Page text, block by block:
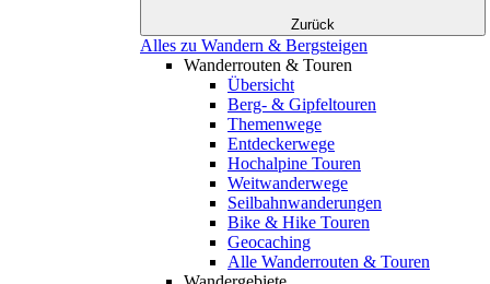
Zurück
Alles zu Wandern & Bergsteigen
Wanderrouten & Touren
Übersicht
Berg- & Gipfeltouren
Themenwege
Entdeckerwege
Hochalpine Touren
Weitwanderwege
Seilbahnwanderungen
Bike & Hike Touren
Geocaching
Alle Wanderrouten & Touren